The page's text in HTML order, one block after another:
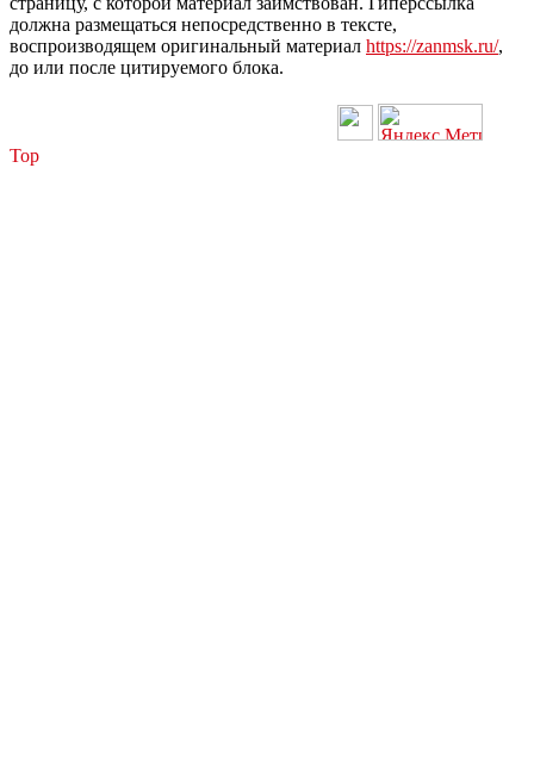
должна размещаться непосредственно в тексте,
воспроизводящем оригинальный материал https://zanmsk.ru/,
до или после цитируемого блока.
Top